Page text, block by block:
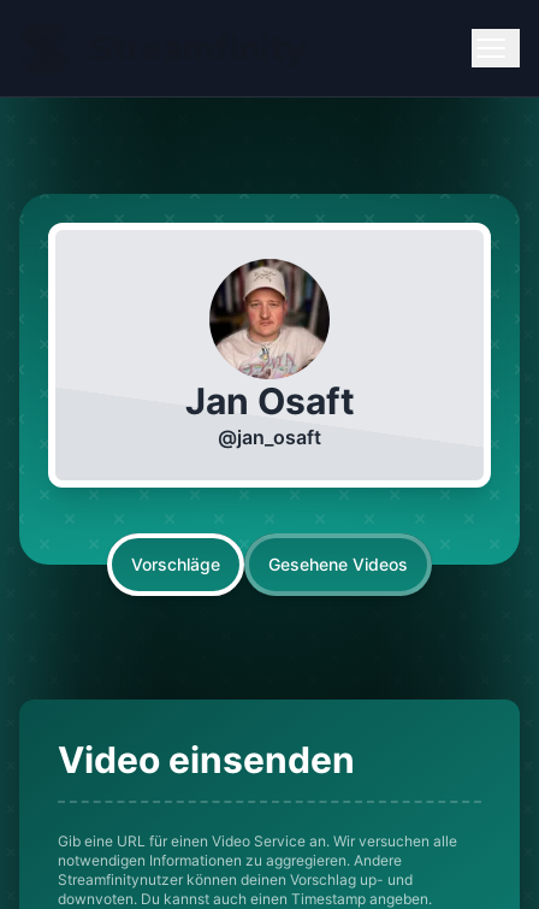
Jan Osaft
@jan_osaft
Vorschläge Gesehene Videos
Video einsenden
Gib eine URL für einen Video Service an. Wir versuchen alle
notwendigen Informationen zu aggregieren. Andere
Streamfinitynutzer können deinen Vorschlag up- und
downvoten. Du kannst auch einen Timestamp angeben.